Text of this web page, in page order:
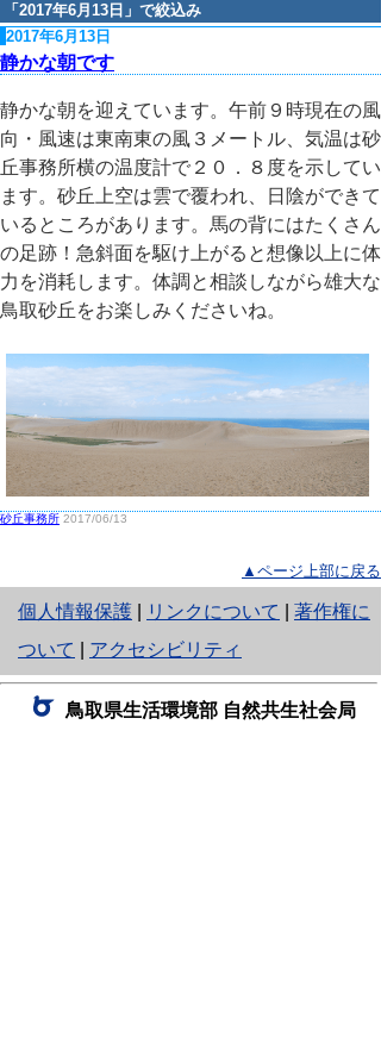
「 2017年6月13日 」で絞込み
2017年6月13日
静かな朝です
静かな朝を迎えています。午前９時現在の風
向・風速は東南東の風３メートル、気温は砂
丘事務所横の温度計で２０．８度を示してい
ます。砂丘上空は雲で覆われ、日陰ができて
いるところがあります。馬の背にはたくさん
の足跡！急斜面を駆け上がると想像以上に体
力を消耗します。体調と相談しながら雄大な
鳥取砂丘をお楽しみくださいね。
砂丘事務所 2017/06/13
▲ページ上部に戻る
個人情報保護
と
り
ネ
ッ
リンクについて
著作権に
ついて
アクセシビリティ
鳥取県生活環境部 自然共生社会局